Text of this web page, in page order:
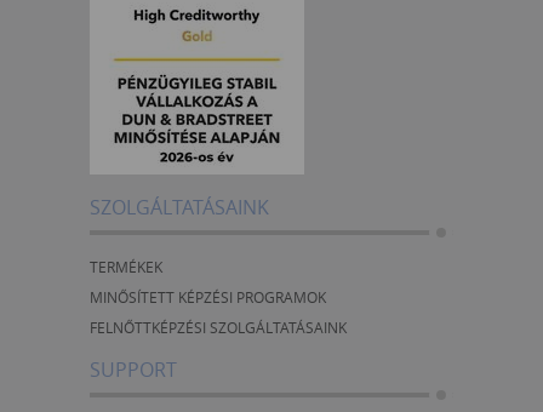
SZOLGÁLTATÁSAINK
TERMÉKEK
MINŐSÍTETT KÉPZÉSI PROGRAMOK
FELNŐTTKÉPZÉSI SZOLGÁLTATÁSAINK
SUPPORT